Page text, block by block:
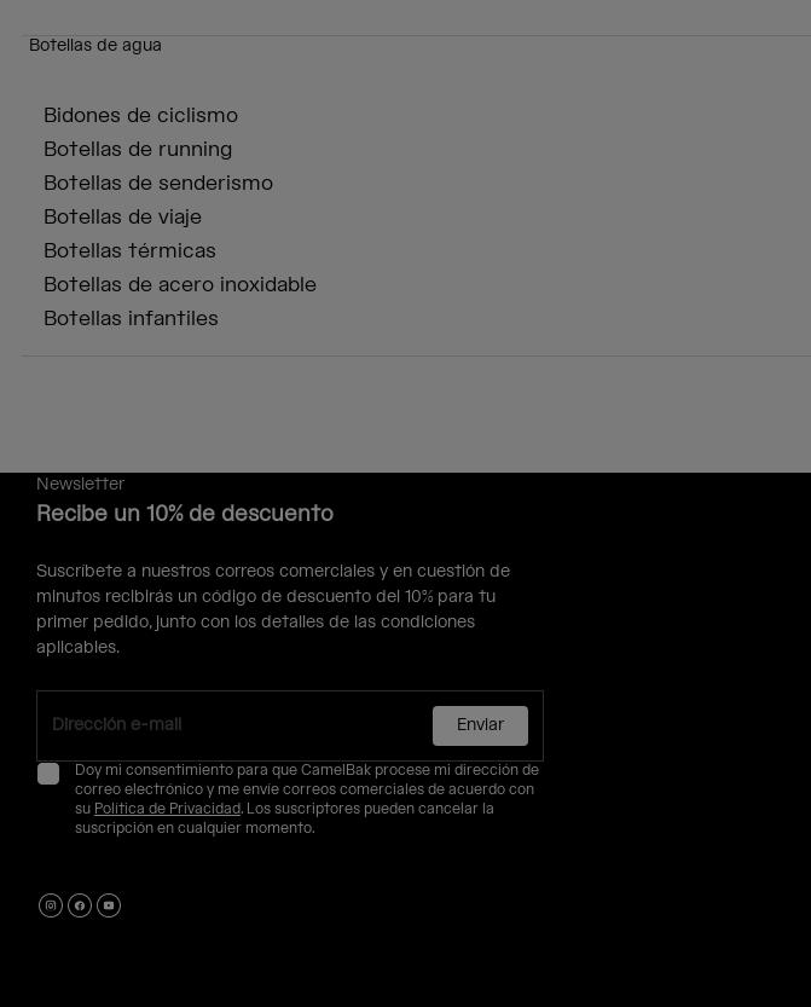
Botellas de agua
Bidones de ciclismo
Botellas de running
Botellas de senderismo
Botellas de viaje
Botellas térmicas
Botellas de acero inoxidable
Botellas infantiles
Newsletter
Recibe un 10% de descuento
Suscríbete a nuestros correos comerciales y en cuestión de
minutos recibirás un código de descuento del 10% para tu
primer pedido, junto con los detalles de las condiciones
aplicables.
Enviar
Doy mi consentimiento para que CamelBak procese mi dirección de
correo electrónico y me envíe correos comerciales de acuerdo con
su Política de Privacidad. Los suscriptores pueden cancelar la
suscripción en cualquier momento.